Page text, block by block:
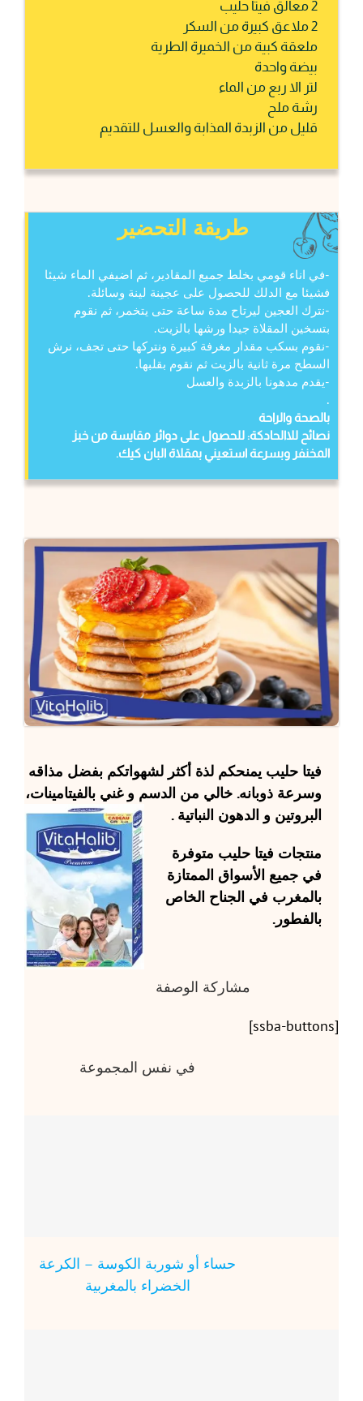
2 معالق فيتا حليب
2 ملاعق كبيرة من السكر
ملعقة كبية من الخميرة الطرية
بيضة واحدة
لتر الا ربع من الماء
رشة ملح
قليل من الزبدة المذابة والعسل للتقديم
طريقة التحضير
-في اناء قومي بخلط جميع المقادير، ثم اضيفي الماء شيئا
فشيئا مع الدلك للحصول على عجينة لينة وسائلة.
-نترك العجين ليرتاح مدة ساعة حتى يتخمر، ثم نقوم
بتسخين المقلاة جيدا ورشها بالزيت.
-نقوم بسكب مقدار مغرفة كبيرة ونتركها حتى تجف، نرش
السطح مرة ثانية بالزيت ثم نقوم بقلبها.
-يقدم مدهونا بالزبدة والعسل
.
بالصحة والراحة
نصائح للاالحادكة: للحصول على دوائر مقايسة من خبز
المخنفر وبسرعة استعيني بمقلاة البان كيك.
فيتا حليب يمنحكم لذة أكثر لشهواتكم بفضل مذاقه
وسرعة ذوبانه. خالي من الدسم و غني بالفيتامينات،
البروتين و الدهون النباتية .
منتجات فيتا حليب متوفرة
في جميع الأسواق الممتازة
بالمغرب في الجناح الخاص
بالفطور.
مشاركة الوصفة
[ssba-buttons]
في نفس المجموعة
حساء أو شوربة الكوسة – الكرعة
الخضراء بالمغربية